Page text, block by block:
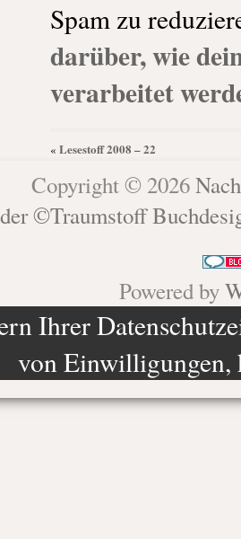
Spam zu
darüber, wie
verarbeitet
« Lesestoff 2008 – 22
Copyright © 2026
©Traumstoff
Powered by
Ihrer
von